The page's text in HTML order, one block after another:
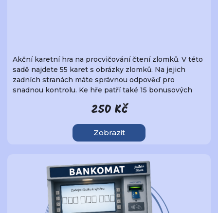
Akční karetní hra na procvičování čtení zlomků. V této
sadě najdete 55 karet s obrázky zlomků. Na jejich
zadních stranách máte správnou odpověď pro
snadnou kontrolu. Ke hře patří také 15 bonusových
Hráči mohou díky těmto bonusovým kartám vybírat
mohou o své karty přijít. Vyhrává ten, kdo na konci hry
získá největší počet karet. Vzhledem ke správným
samostatnému procvičování, případně třeba i plácané.
Možností s těmito kartami je mnoho. Rozměr karty je
63 x 88 mm.
250 Kč
Zobrazit